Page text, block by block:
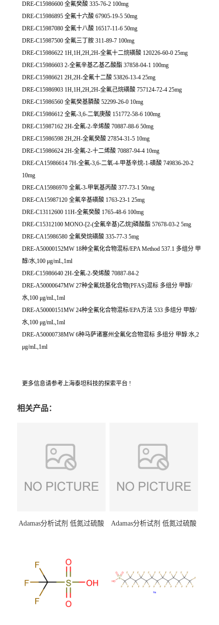
DRE-C15986600 全氟癸酸 335-76-2 100mg
DRE-C15986895 全氟十六酸 67905-19-5 50mg
DRE-C15987080 全氟十八酸 16517-11-6 50mg
DRE-C15987500 全氟三丁胺 311-89-7 100mg
DRE-C15986622 1H,1H,2H,2H-全氟十二烷磺酸 120226-60-0 25mg
DRE-C15986603 2-全氟辛基乙基乙酸酯 37858-04-1 100mg
DRE-C15986621 2H,2H-全氟十二酸 53826-13-4 25mg
DRE-C15986903 1H,1H,2H,2H-全氟己烷磺酸 757124-72-4 25mg
DRE-C15986560 全氟癸基膦酸 52299-26-0 10mg
DRE-C15986612 全氟-3,6-二氧庚酸 151772-58-6 100mg
DRE-C15987162 2H-全氟-2-辛烯酸 70887-88-6 50mg
DRE-C15986598 2H,2H-全氟癸酸 27854-31-5 10mg
DRE-C15986624 2H-全氟-2-十二烯酸 70887-94-4 10mg
DRE-CA15986614 7H-全氟-3,6-二氧-4-甲基辛烷-1-磺酸 749836-20-2
10mg
DRE-CA15986970 全氟-3-甲氧基丙酸 377-73-1 50mg
DRE-CA15987120 全氟辛基磺酸 1763-23-1 25mg
DRE-C13112600 11H-全氟癸酸 1765-48-6 100mg
DRE-C15312100 MONO-[2-(全氟辛基)乙烷]磷酸酯 57678-03-2 5mg
DRE-CA15986580 全氟癸烷磺酸 335-77-3 5mg
DRE-A50000152MW 18种全氟化合物混标/EPA Method 537.1 多组分 甲
醇/水,100 μg/mL,1ml
DRE-C15986640 2H-全氟-2-癸烯酸 70887-84-2
DRE-A50000647MW 27种全氟烷基化合物(PFAS)混标 多组分 甲醇/
水,100 μg/mL,1ml
DRE-A50000151MW 24种全氟化合物混标/EPA方法 533 多组分 甲醇/
水,100 μg/mL,1ml
DRE-A50000738MW 6种马萨诸塞州全氟化合物混标 多组分 甲醇:水,2
μg/mL,1ml
更多信息请参考上海泰坦科技的探索平台 !
相关产品：
Adamas分析试剂 低氮过硫酸
（泰坦现货供应）
Adamas分析试剂 低氮过硫酸